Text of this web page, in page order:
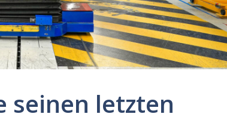
seinen letzten